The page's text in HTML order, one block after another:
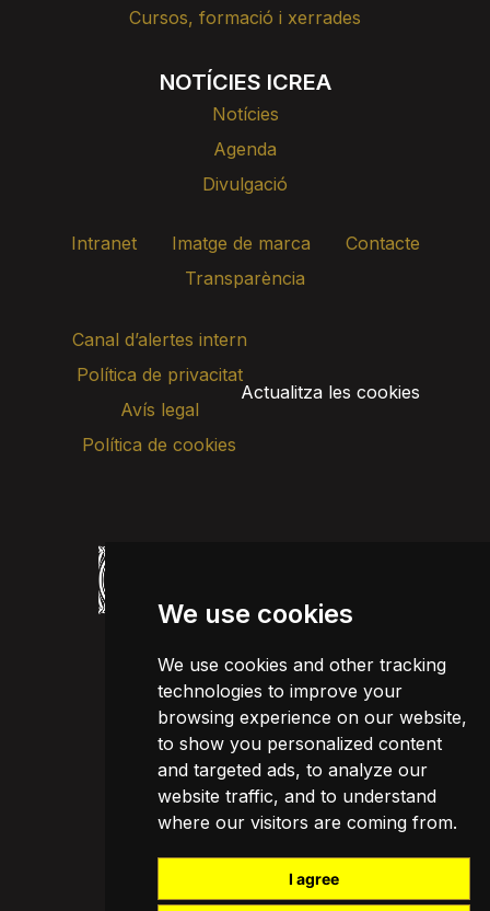
We use cookies
We use cookies and other tracking
technologies to improve your
browsing experience on our website,
to show you personalized content
and targeted ads, to analyze our
website traffic, and to understand
where our visitors are coming from.
I agree
Cursos, formació i xerrades
NOTÍCIES ICREA
Notícies
Agenda
Divulgació
Intranet Imatge de marca
Contacte
Transparència
Canal d’alertes intern
Política de privacitat
Avís legal
Política de cookies
Actualitza les cookies